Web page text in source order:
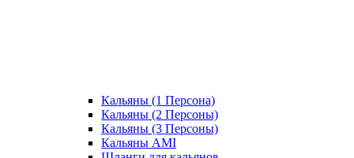
Кальяны (1 Персона)
Кальяны (2 Персоны)
Кальяны (3 Персоны)
Кальяны AMI